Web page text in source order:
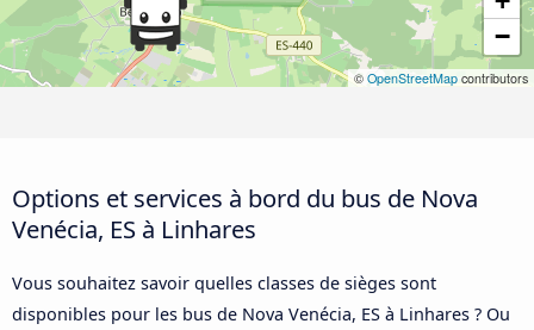
−
© OpenStreetMap contributors
Options et services à bord du bus de Nova
Venécia, ES à Linhares
Vous souhaitez savoir quelles classes de sièges sont
disponibles pour les bus de Nova Venécia, ES à Linhares ? Ou